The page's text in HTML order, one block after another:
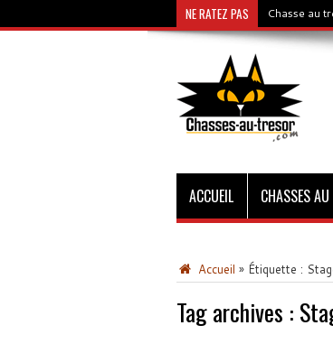
NE RATEZ PAS Chasse au
ACCUEIL CHASSES
Accueil » Étiquette :
Tag archives :